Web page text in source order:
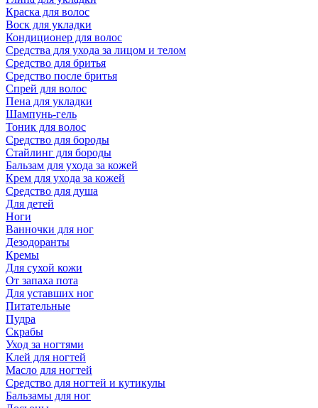
Краска для волос
Воск для укладки
Кондиционер для волос
Средства для ухода за лицом и телом
Средство для бритья
Средство после бритья
Спрей для волос
Пена для укладки
Шампунь-гель
Тоник для волос
Средство для бороды
Стайлинг для бороды
Бальзам для ухода за кожей
Крем для ухода за кожей
Средство для душа
Для детей
Ноги
Ванночки для ног
Дезодоранты
Кремы
Для сухой кожи
От запаха пота
Для уставших ног
Питательные
Пудра
Скрабы
Уход за ногтями
Клей для ногтей
Масло для ногтей
Средство для ногтей и кутикулы
Бальзамы для ног